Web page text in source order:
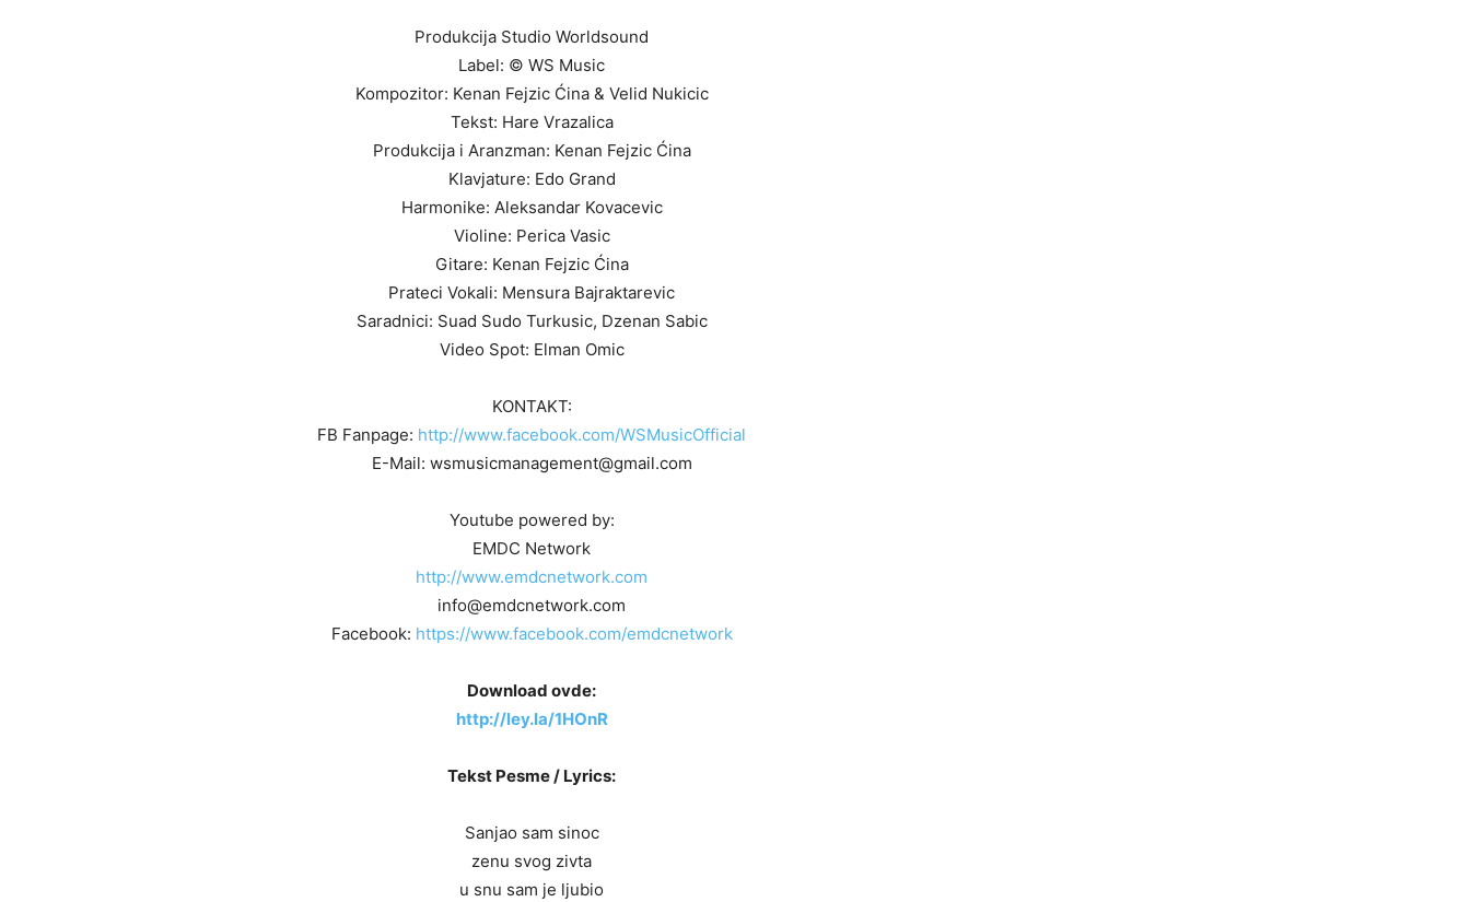
Produkcija Studio Worldsound
Label: © WS Music
Kompozitor: Kenan Fejzic Ćina & Velid Nukicic
Tekst: Hare Vrazalica
Produkcija i Aranzman: Kenan Fejzic Ćina
Klavjature: Edo Grand
Harmonike: Aleksandar Kovacevic
Violine: Perica Vasic
Gitare: Kenan Fejzic Ćina
Prateci Vokali: Mensura Bajraktarevic
Saradnici: Suad Sudo Turkusic, Dzenan Sabic
Video Spot: Elman Omic
KONTAKT:
FB Fanpage: http://www.facebook.com/WSMusicOfficial
E-Mail: wsmusicmanagement@gmail.com
Youtube powered by:
EMDC Network
http://www.emdcnetwork.com
info@emdcnetwork.com
Facebook: https://www.facebook.com/emdcnetwork
Download ovde:
http://ley.la/1HOnR
Tekst Pesme / Lyrics:
Sanjao sam sinoc
zenu svog zivta
u snu sam je ljubio